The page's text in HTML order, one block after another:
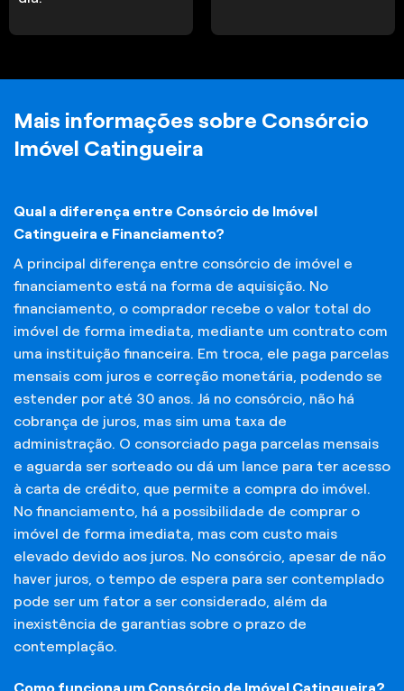
Mais informações sobre Consórcio
Imóvel Catingueira
Qual a diferença entre Consórcio de Imóvel
Catingueira e Financiamento?
A principal diferença entre consórcio de imóvel e
financiamento está na forma de aquisição. No
financiamento, o comprador recebe o valor total do
imóvel de forma imediata, mediante um contrato com
uma instituição financeira. Em troca, ele paga parcelas
mensais com juros e correção monetária, podendo se
estender por até 30 anos. Já no consórcio, não há
cobrança de juros, mas sim uma taxa de
administração. O consorciado paga parcelas mensais
e aguarda ser sorteado ou dá um lance para ter acesso
à carta de crédito, que permite a compra do imóvel.
No financiamento, há a possibilidade de comprar o
imóvel de forma imediata, mas com custo mais
elevado devido aos juros. No consórcio, apesar de não
haver juros, o tempo de espera para ser contemplado
pode ser um fator a ser considerado, além da
inexistência de garantias sobre o prazo de
contemplação.